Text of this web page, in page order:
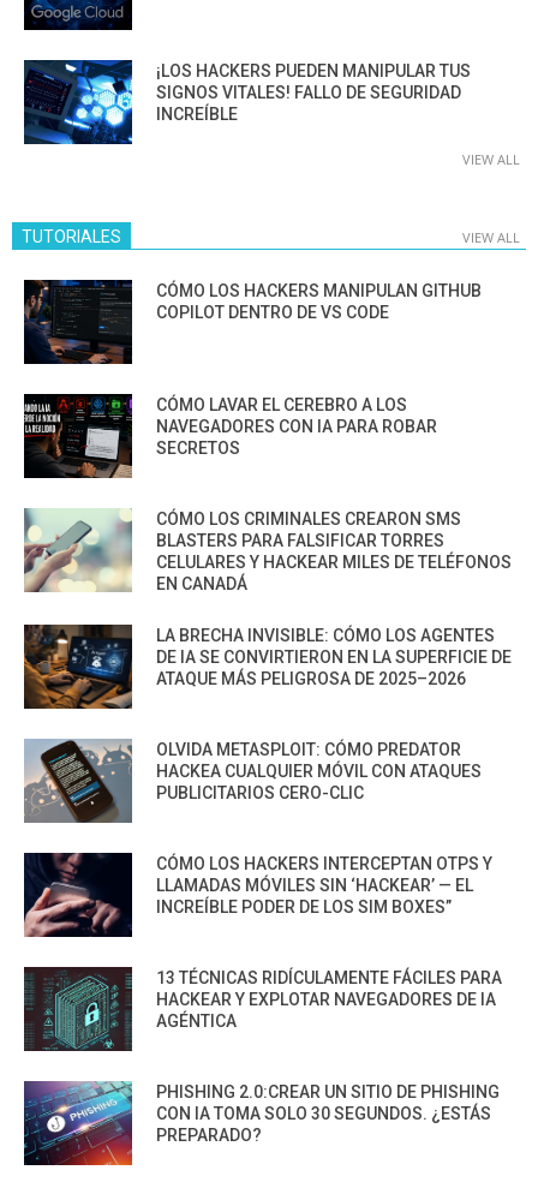
¡LOS HACKERS PUEDEN MANIPULAR TUS
SIGNOS VITALES! FALLO DE SEGURIDAD
INCREÍBLE
VIEW ALL
TUTORIALES VIEW ALL
CÓMO LOS HACKERS MANIPULAN GITHUB
COPILOT DENTRO DE VS CODE
CÓMO LAVAR EL CEREBRO A LOS
NAVEGADORES CON IA PARA ROBAR
SECRETOS
CÓMO LOS CRIMINALES CREARON SMS
BLASTERS PARA FALSIFICAR TORRES
CELULARES Y HACKEAR MILES DE TELÉFONOS
EN CANADÁ
LA BRECHA INVISIBLE: CÓMO LOS AGENTES
DE IA SE CONVIRTIERON EN LA SUPERFICIE DE
ATAQUE MÁS PELIGROSA DE 2025–2026
OLVIDA METASPLOIT: CÓMO PREDATOR
HACKEA CUALQUIER MÓVIL CON ATAQUES
PUBLICITARIOS CERO-CLIC
CÓMO LOS HACKERS INTERCEPTAN OTPS Y
LLAMADAS MÓVILES SIN ‘HACKEAR’ — EL
INCREÍBLE PODER DE LOS SIM BOXES”
13 TÉCNICAS RIDÍCULAMENTE FÁCILES PARA
HACKEAR Y EXPLOTAR NAVEGADORES DE IA
AGÉNTICA
PHISHING 2.0:CREAR UN SITIO DE PHISHING
CON IA TOMA SOLO 30 SEGUNDOS. ¿ESTÁS
PREPARADO?